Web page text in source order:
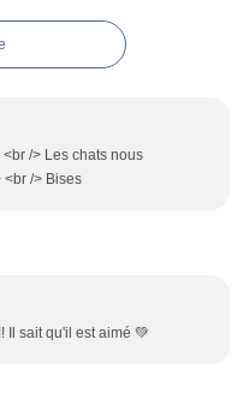
/> Les chats nous
/> Bises
Il sait qu'il est aimé 💚